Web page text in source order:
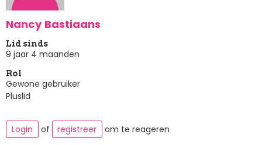
Nancy Bastiaans
Lid sinds
9 jaar 4 maanden
Rol
Gewone gebruiker
Pluslid
Login of registreer om te reageren